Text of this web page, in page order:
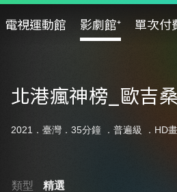
電視運動館 影劇館⁺ 單次付
北港瘋神榜_歐吉
2021．臺灣．35分鐘 ． 普遍級 ．HD
類型
精選